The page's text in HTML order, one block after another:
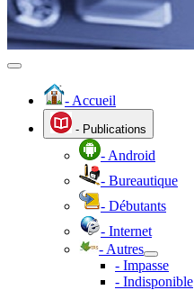
- Accueil
- Publications
- Android
- Bureautique
- Débutants
- Internet
- Autres
- Impasse
- Indisponible